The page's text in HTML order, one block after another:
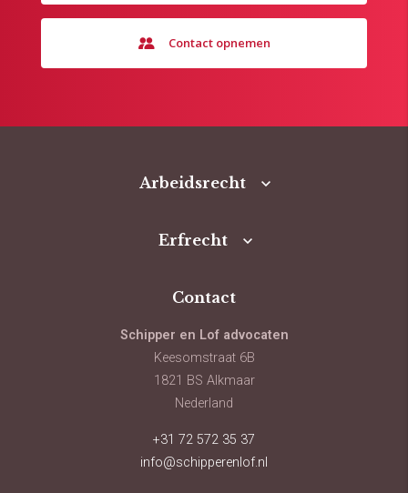
Contact opnemen
Arbeidsrecht
Erfrecht
Contact
Schipper en Lof advocaten
Keesomstraat 6B
1821 BS Alkmaar
Nederland
+31 72 572 35 37
info@schipperenlof.nl